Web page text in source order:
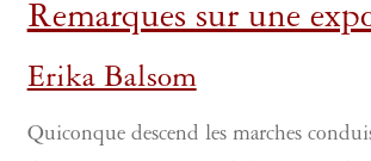
Remarques sur une
Erika Balsom
Quiconque descend les marches